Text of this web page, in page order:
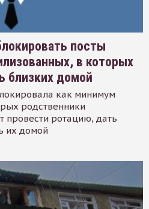
посты
в которых
близких домой
как минимум
родственники
провести ротацию, дать
их домой